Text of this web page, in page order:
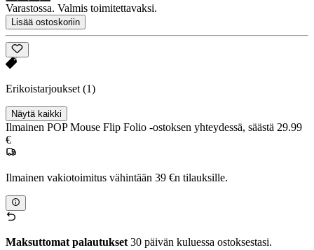
Varastossa. Valmis toimitettavaksi.
Lisää ostoskoriin
Erikoistarjoukset (1)
Näytä kaikki
Ilmainen POP Mouse Flip Folio -ostoksen yhteydessä, säästä 29.99
€
Ilmainen vakiotoimitus vähintään 39 €n tilauksille.
Maksuttomat palautukset30 päivän kuluessa ostoksestasi.